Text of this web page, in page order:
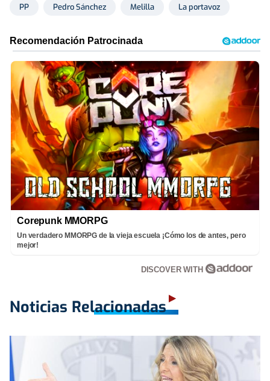
PP Pedro Sánchez Melilla La portavoz
Corepunk MMORPG
Un verdadero MMORPG de la vieja escuela ¡Cómo los de antes, pero
mejor!
DISCOVER WITH
Noticias Relacionadas